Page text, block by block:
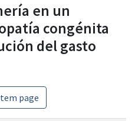
en un
congénita
del gasto
page